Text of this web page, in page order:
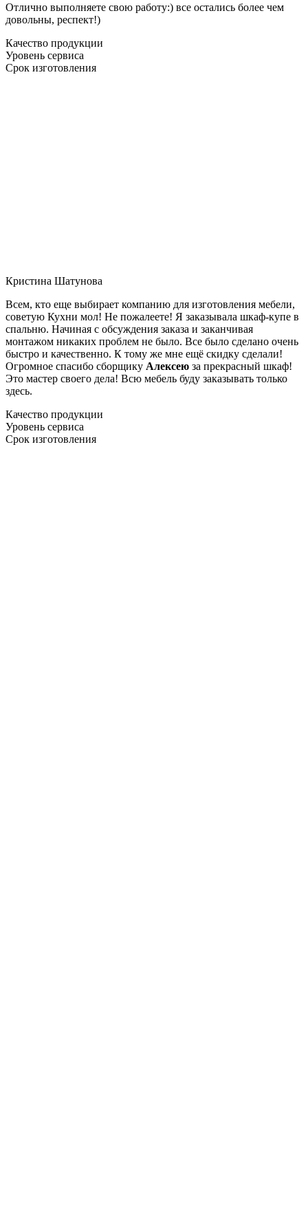
Отлично выполняете свою работу:) все остались более чем
довольны, респект!)
Качество продукции
Уровень сервиса
Срок изготовления
Кристина Шатунова
Всем, кто еще выбирает компанию для изготовления мебели,
советую Кухни мол! Не пожалеете! Я заказывала шкаф-купе в
спальню. Начиная с обсуждения заказа и заканчивая
монтажом никаких проблем не было. Все было сделано очень
быстро и качественно. К тому же мне ещё скидку сделали!
Огромное спасибо сборщику Алексею за прекрасный шкаф!
Это мастер своего дела! Всю мебель буду заказывать только
здесь.
Качество продукции
Уровень сервиса
Срок изготовления